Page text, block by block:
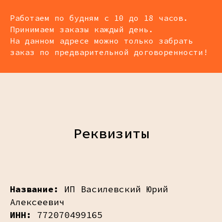
Работаем по будням с 10 до 18 часов.
Принимаем заказы каждый день.
На данном адресе можно только забрать
заказ по предварительной договоренности!
Реквизиты
Название:
ИП Василевский Юрий
Алексеевич
ИНН:
772070499165